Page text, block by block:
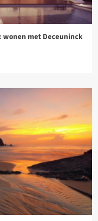
met Deceuninck